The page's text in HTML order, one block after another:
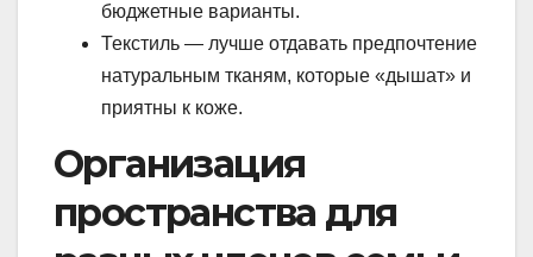
бюджетные варианты.
Текстиль — лучше отдавать предпочтение
натуральным тканям, которые «дышат» и
приятны к коже.
Организация
пространства для